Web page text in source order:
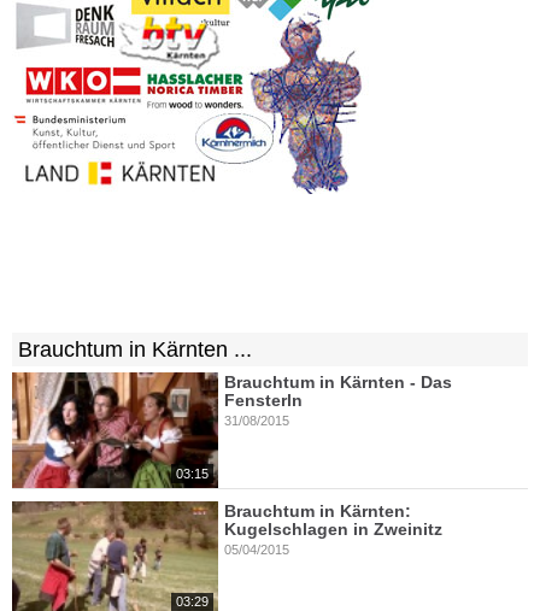
Brauchtum in Kärnten ...
03:15
Brauchtum in Kärnten - Das
Fensterln
31/08/2015
03:29
Brauchtum in Kärnten:
Kugelschlagen in Zweinitz
05/04/2015